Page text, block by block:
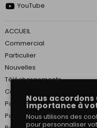
Nous accordons
importance à
Nous utilisons des
pour personnaliser
YouTube
ACCUEIL
Commercial
Particulier
Nouvelles
Téléchargements
Conditions de Service
Politique de confidentialité
Politique d’expédition